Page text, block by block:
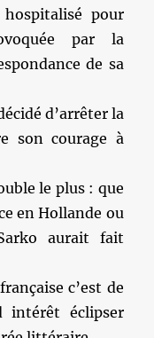
pour
par la
de sa
d’arrêter la
son courage à
le plus : que
en Hollande ou
aurait fait
c’est de
intérêt éclipser